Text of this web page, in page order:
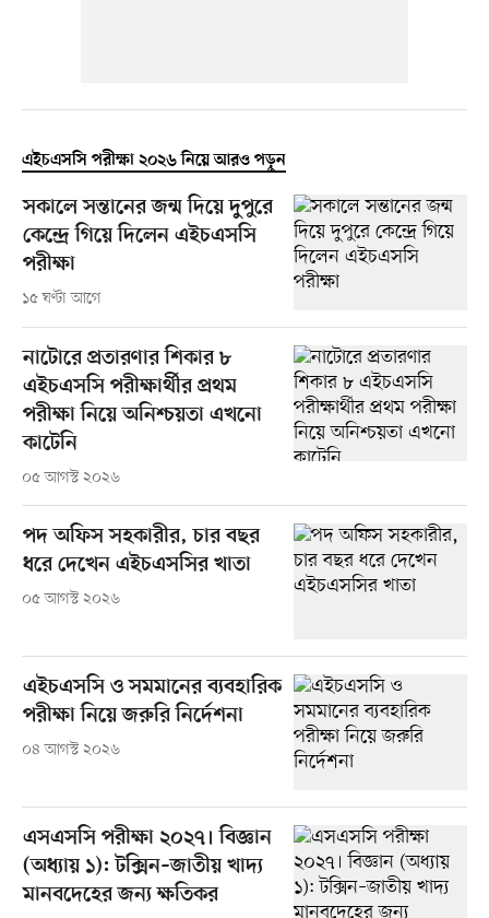
এইচএসসি পরীক্ষা ২০২৬ নিয়ে আরও পড়ুন
সকালে সন্তানের জন্ম দিয়ে দুপুরে
কেন্দ্রে গিয়ে দিলেন এইচএসসি
পরীক্ষা
১৫ ঘণ্টা আগে
নাটোরে প্রতারণার শিকার ৮
এইচএসসি পরীক্ষার্থীর প্রথম
পরীক্ষা নিয়ে অনিশ্চয়তা এখনো
কাটেনি
০৫ আগস্ট ২০২৬
পদ অফিস সহকারীর, চার বছর
ধরে দেখেন এইচএসসির খাতা
০৫ আগস্ট ২০২৬
এইচএসসি ও সমমানের ব্যবহারিক
পরীক্ষা নিয়ে জরুরি নির্দেশনা
০৪ আগস্ট ২০২৬
এসএসসি পরীক্ষা ২০২৭। বিজ্ঞান
(অধ্যায় ১): টক্সিন–জাতীয় খাদ্য
মানবদেহের জন্য ক্ষতিকর